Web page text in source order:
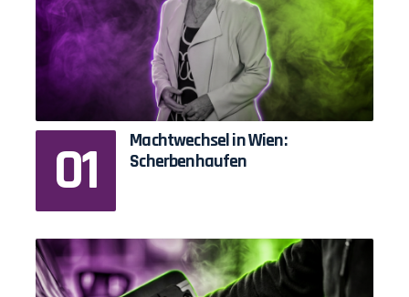
Machtwechsel in Wien:
Scherbenhaufen